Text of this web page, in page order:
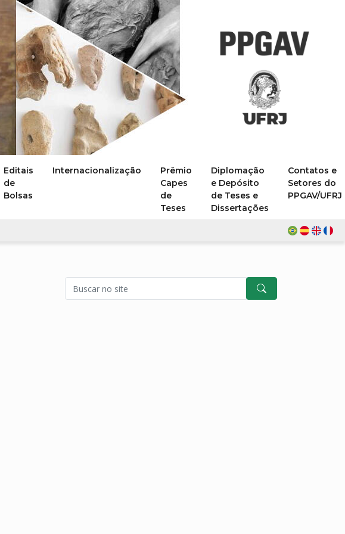
Editais
de
Bolsas
Internacionalização
Prêmio
Capes
de
Teses
Diplomação
e Depósito
de Teses e
Dissertações
Contatos e
Setores do
PPGAV/UFRJ